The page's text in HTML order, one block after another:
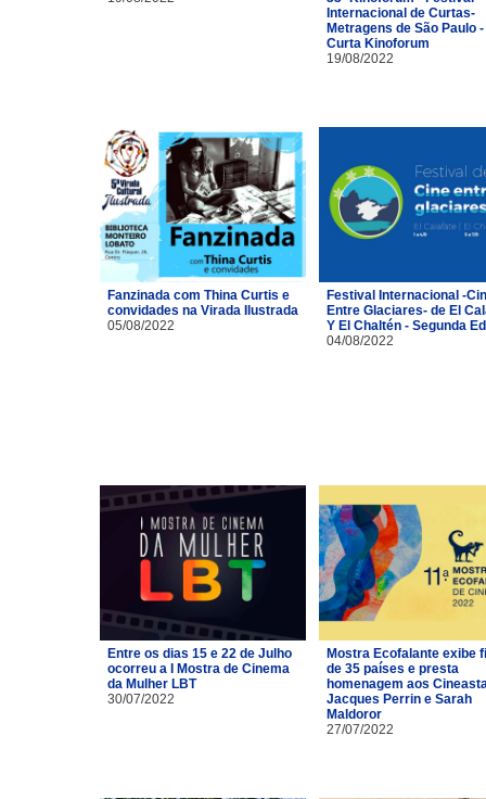
Internacional de Curtas-
Metragens de São Paulo -
Curta Kinoforum
19/08/2022
Fanzinada com Thina Curtis e
convidades na Virada Ilustrada
05/08/2022
Festival Internacional -
Entre Glaciares- de El
Y El Chaltén - Segunda
04/08/2022
Entre os dias 15 e 22 de Julho
ocorreu a I Mostra de Cinema
da Mulher LBT
30/07/2022
Mostra Ecofalante exibe
de 35 países e presta
homenagem aos
Jacques Perrin e Sarah
Maldoror
27/07/2022